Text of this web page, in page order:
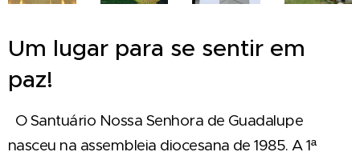
Um lugar para se sentir em
paz!
O Santuário Nossa Senhora de Guadalupe
nasceu na assembleia diocesana de 1985. A 1ª